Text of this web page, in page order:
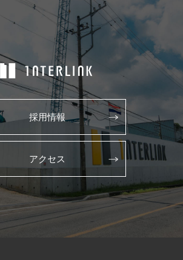
採用情報
アクセス